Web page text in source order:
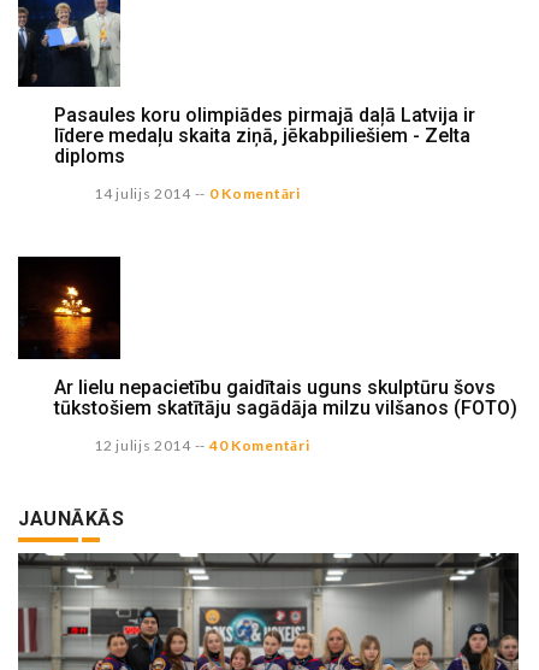
Pasaules koru olimpiādes pirmajā daļā Latvija ir
līdere medaļu skaita ziņā, jēkabpiliešiem - Zelta
diploms
14 julijs 2014-- 0 Komentāri
Ar lielu nepacietību gaidītais uguns skulptūru šovs
tūkstošiem skatītāju sagādāja milzu vilšanos (FOTO)
12 julijs 2014-- 40 Komentāri
JAUNĀKĀS